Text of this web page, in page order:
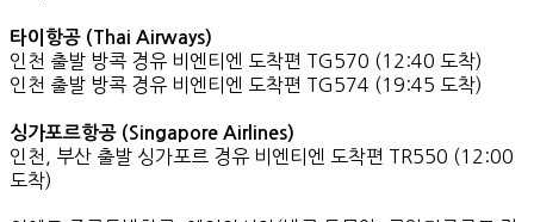
타이항공 (Thai Airways)
인천 출발 방콕 경유 비엔티엔 도착편 TG570 (12:40 도착)
인천 출발 방콕 경유 비엔티엔 도착편 TG574 (19:45 도착)
싱가포르항공 (Singapore Airlines)
인천, 부산 출발 싱가포르 경유 비엔티엔 도착편 TR550 (12:00
도착)